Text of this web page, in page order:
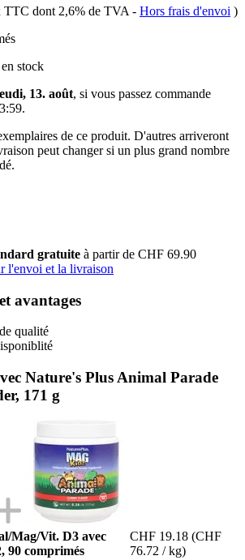
TTC dont 2,6% de TVA - Hors frais d'envoi )
stock
13. août, si vous passez commande
.
de ce produit. D'autres arriveront
peut changer si un plus grand nombre
gratuite à partir de CHF 69.90
l'envoi et la livraison
avantages
qualité
Nature's Plus Animal Parade
171 g
Mag/Vit. D3 avec
90 comprimés
CHF 19.18 (CHF
76.72 / kg)